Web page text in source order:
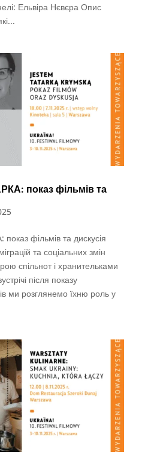
Ельвіра Нєвєра Опис
показ фільмів та
фільмів та дискусія
та соціальних змін
спільнот і хранительками
після показу
ми розглянемо їхню роль у